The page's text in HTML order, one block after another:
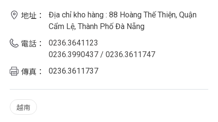
地址：
Địa chỉ kho hàng : 88 Hoàng Thế Thiện, Quận
Cẩm Lệ, Thành Phố Đà Nẵng
電話：
0236.3641123
0236.3990437 / 0236.3611747
傳真：
0236.3611737
越南